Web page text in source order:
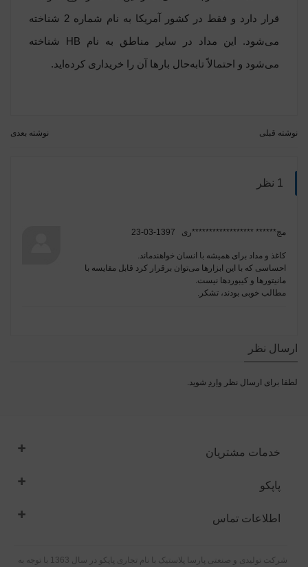
قرار دارد و فقط در کشور آمریکا به نام شماره 2 شناخته
می‌شود. این مداد در سایر مناطق به نام HB شناخته
می‌شود و احتمالاً تابه‌حال بارها آن را خریداری کرده‌اید.
نوشته قبلی نوشته بعدی
1 نظر
مج****** ******************ری 1397-03-23
کاغذ و مداد برای همیشه با انسان خواهندماند.
احساسی که با این ابزارها می‌توان برقرار کرد قابل مقایسه با
مانیتورها و کیبوردها نیست.
مطالب خوبی بودند،‌ تشکر.
ارسال نظر
لطفا برای ارسال نظر وارد شوید.
خدمات مشتریان
پاپکو
اطلاعات تماس
شرکت تولیدی و صنعتی پارسا پلاستیک با نام تجاری پاپکو در سال 1363 با توجه به